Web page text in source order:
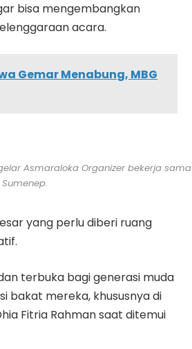
bisa mengembangkan
acara.
Gemar Menabung, MBG
Asmaraloka Organizer bekerja sama
yang perlu diberi ruang
terbuka bagi generasi muda
bakat mereka, khususnya di
Fitria Rahman saat ditemui